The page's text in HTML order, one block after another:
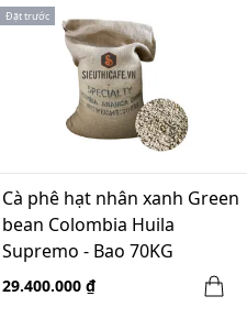
Đặt trước
Cà phê hạt nhân xanh Green
bean Colombia Huila
Supremo - Bao 70KG
29.400.000 ₫